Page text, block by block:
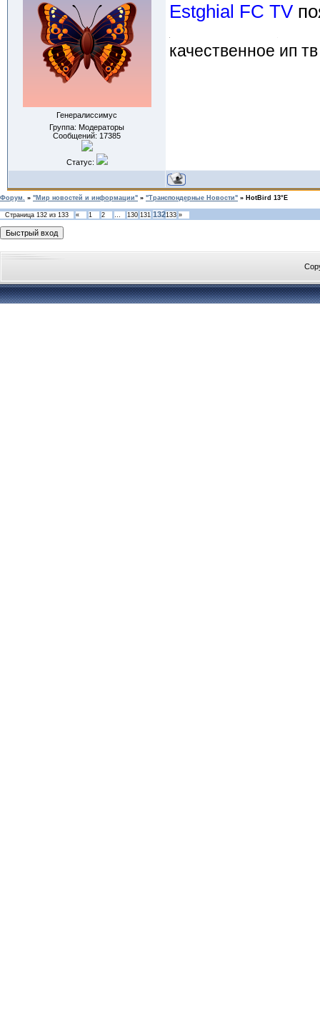
Генералиссимус
Группа: Модераторы
Сообщений: 17385
Статус:
Estghial FC TV
качественное ип
Форум. » "Мир новостей и информации" » "Транспондерные Новости" » HotBird 13°E
Страница 132 из 133 « 1 2 … 130 131 132133 »